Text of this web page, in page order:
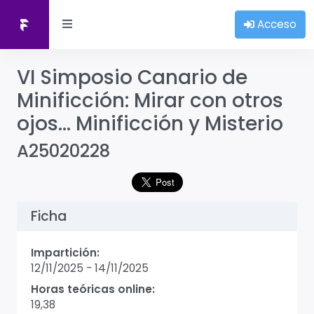
Acceso
VI Simposio Canario de
Minificción: Mirar con otros
ojos… Minificción y Misterio
A25020228
Ficha
Impartición:
12/11/2025 - 14/11/2025
Horas teóricas online:
19,38